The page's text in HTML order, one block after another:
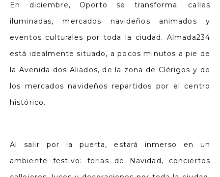
En diciembre, Oporto se transforma: calles
iluminadas, mercados navideños animados y
eventos culturales por toda la ciudad. Almada234
está idealmente situado, a pocos minutos a pie de
la Avenida dos Aliados, de la zona de Clérigos y de
los mercados navideños repartidos por el centro
histórico.
Al salir por la puerta, estará inmerso en un
ambiente festivo: ferias de Navidad, conciertos